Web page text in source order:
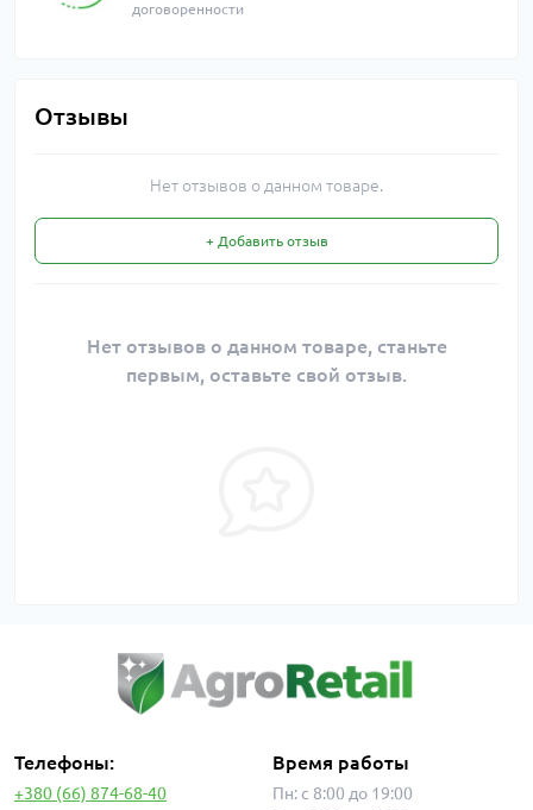
договоренности
Отзывы
Нет отзывов о данном товаре.
+ Добавить отзыв
Нет отзывов о данном товаре, станьте
первым, оставьте свой отзыв.
Телефоны:
+380 (66) 874-68-40
Время работы
Пн: с 8:00 до 19:00